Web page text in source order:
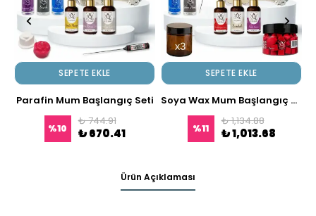
SEPETE EKLE
Parafin Mum Başlangıç Seti
%10
₺ 744.91
₺ 670.41
SEPETE EKLE
Soya Wax Mum Başlangıç Seti
%11
₺ 1,134.88
₺ 1,013.68
Ürün Açıklaması